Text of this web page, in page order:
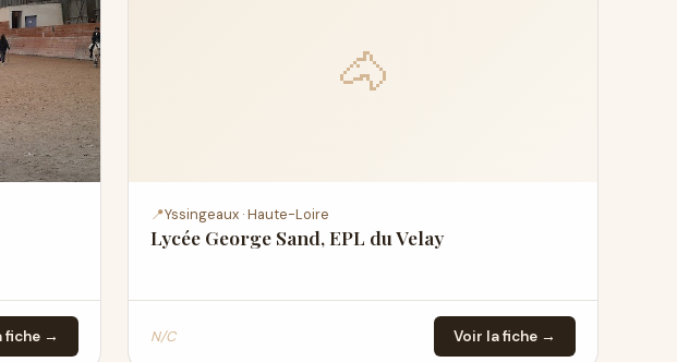
fiche →
🐴
📍Yssingeaux · Haute-Loire
Lycée George Sand, EPL du Velay
N/C Voir la fiche →